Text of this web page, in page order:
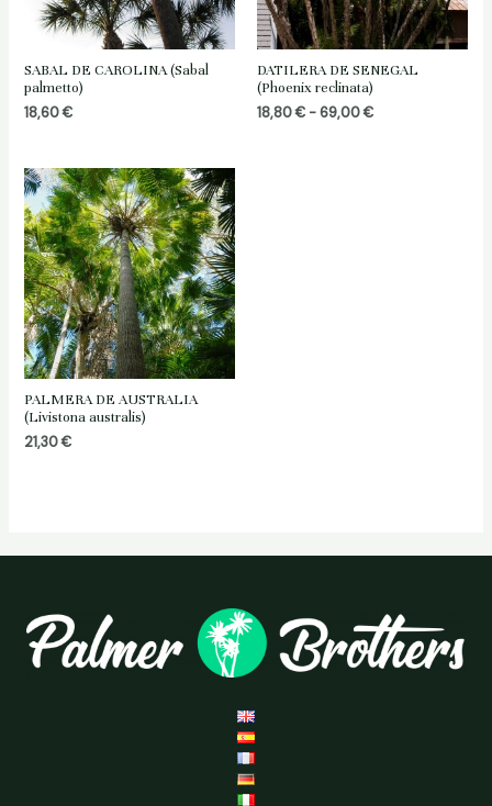
SABAL DE CAROLINA (Sabal
palmetto)
18,60€
DATILERA DE SENEGAL
(Phoenix reclinata)
18,80€ -69,00€Rango
PALMERA DE AUSTRALIA
(Livistona australis)
21,30€